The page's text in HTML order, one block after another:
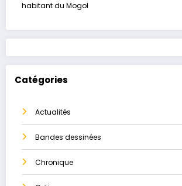
habitant du Mogol
Catégories
Actualités
Bandes dessinées
Chronique